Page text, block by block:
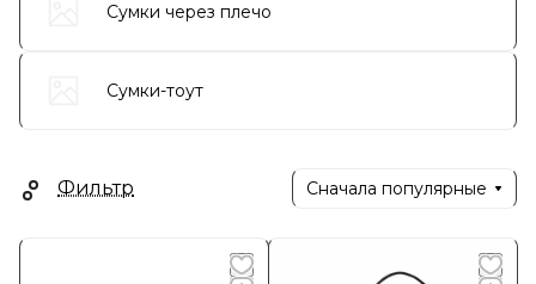
Сумки через плечо
Сумки-тоут
Фильтр Сначала популярные